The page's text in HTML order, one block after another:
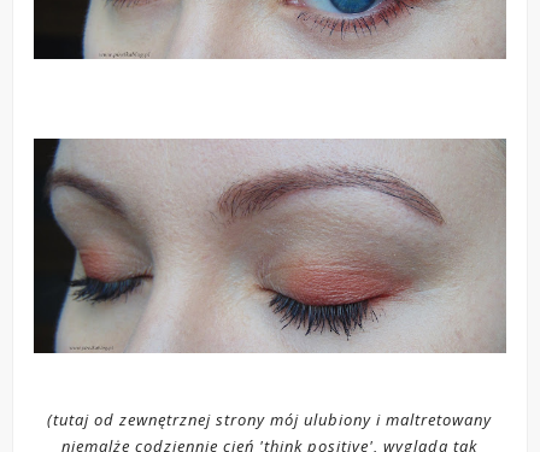
(tutaj od zewnętrznej strony mój ulubiony i maltretowany
niemalże codziennie cień 'think positive', wygląda tak